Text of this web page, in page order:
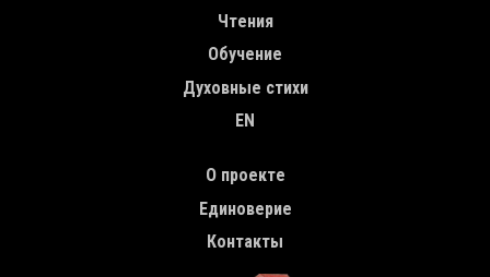
Чтения
Обучение
Духовные стихи
EN
О проекте
Единоверие
Контакты